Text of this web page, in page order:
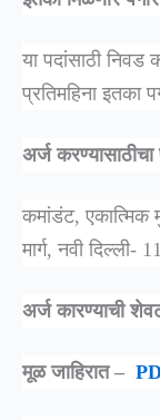
या पदांसाठी निवड
प्रतिमहिना इतका
अर्ज करण्यासाठीचा
कमांडंट, एकात्मिक
मार्ग, नवी दिल्ली-
अर्ज कारण्याची
मूळ जाहिरात –